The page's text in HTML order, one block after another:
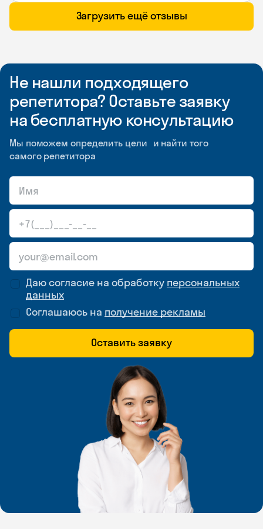
Загрузить ещё отзывы
Не нашли подходящего
репетитора? Оставьте заявку
на бесплатную консультацию
Мы поможем определить цели и найти того
самого репетитора
Даю согласие на обработку персональных
данных
Соглашаюсь на получение рекламы
Оставить заявку